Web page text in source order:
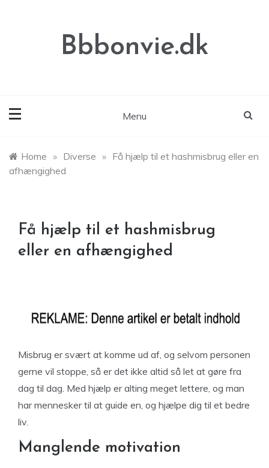
Bbbonvie.dk
Menu
Home » Diverse » Få hjælp til et hashmisbrug eller en
afhængighed
Få hjælp til et hashmisbrug
eller en afhængighed
Misbrug er svært at komme ud af, og selvom personen
gerne vil stoppe, så er det ikke altid så let at gøre fra
dag til dag. Med hjælp er alting meget lettere, og man
har mennesker til at guide en, og hjælpe dig til et bedre
liv.
Manglende motivation